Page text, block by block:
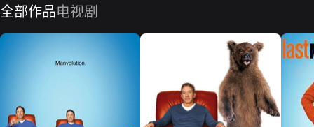
全部作品电视剧